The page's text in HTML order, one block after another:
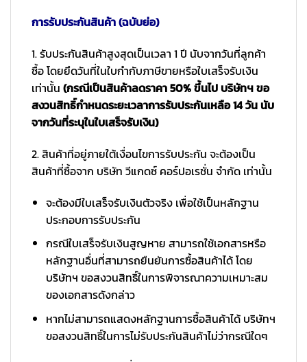
การรับประกันสินค้า (ฉบับย่อ)
1. รับประกันสินค้าสูงสุดเป็นเวลา 1 ปี นับจากวันที่ลูกค้า
ซื้อ โดยยึดวันที่ในใบกำกับภาษีขายหรือใบเสร็จรับเงิน
เท่านั้น (กรณีเป็นสินค้าลดราคา 50% ขึ้นไป บริษัทฯ ขอ
สงวนสิทธิ์กำหนดระยะเวลาการรับประกันเหลือ 14 วัน นับ
จากวันที่ระบุในใบเสร็จรับเงิน)
2. สินค้าที่อยู่ภายใต้เงื่อนไขการรับประกัน จะต้องเป็น
สินค้าที่ซื้อจาก บริษัท วีแกดซ์ คอร์ปอเรชั่น จำกัด เท่านั้น
จะต้องมีใบเสร็จรับเงินตัวจริง เพื่อใช้เป็นหลักฐาน
ประกอบการรับประกัน
กรณีใบเสร็จรับเงินสูญหาย สามารถใช้เอกสารหรือ
หลักฐานอื่นที่สามารถยืนยันการซื้อสินค้าได้ โดย
บริษัทฯ ขอสงวนสิทธิ์ในการพิจารณาความเหมาะสม
ของเอกสารดังกล่าว
หากไม่สามารถแสดงหลักฐานการซื้อสินค้าได้ บริษัทฯ
ขอสงวนสิทธิ์ในการไม่รับประกันสินค้าไม่ว่ากรณีใดๆ